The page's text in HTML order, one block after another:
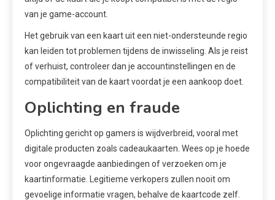
van je game-account.
Het gebruik van een kaart uit een niet-ondersteunde regio
kan leiden tot problemen tijdens de inwisseling. Als je reist
of verhuist, controleer dan je accountinstellingen en de
compatibiliteit van de kaart voordat je een aankoop doet.
Oplichting en fraude
Oplichting gericht op gamers is wijdverbreid, vooral met
digitale producten zoals cadeaukaarten. Wees op je hoede
voor ongevraagde aanbiedingen of verzoeken om je
kaartinformatie. Legitieme verkopers zullen nooit om
gevoelige informatie vragen, behalve de kaartcode zelf.